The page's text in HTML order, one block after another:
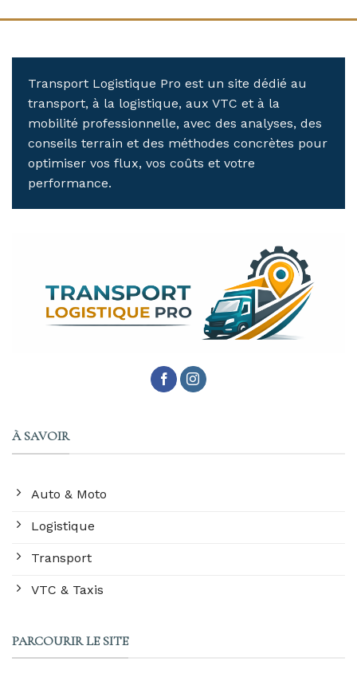
Transport Logistique Pro est un site dédié au
transport, à la logistique, aux VTC et à la
mobilité professionnelle, avec des analyses, des
conseils terrain et des méthodes concrètes pour
optimiser vos flux, vos coûts et votre
performance.
À SAVOIR
Auto & Moto
Logistique
Transport
VTC & Taxis
PARCOURIR LE SITE